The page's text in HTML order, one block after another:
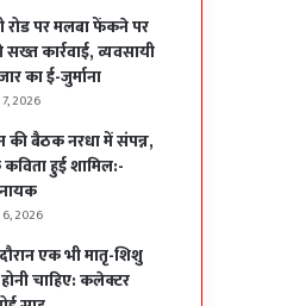
रोड पर मलबा फेंकने पर
कार्रवाई, व्यवसायी
का ई-जुर्माना
2026
की बैठक नरधा में संपन्न,
हुई शामिल:-
नायक
2026
एक भी मातृ-शिशु
चाहिए: कलेक्टर